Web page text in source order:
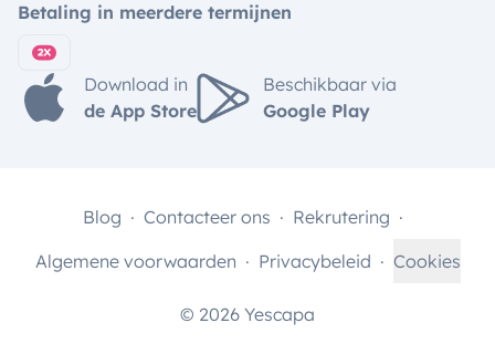
Betaling in meerdere termijnen
Download in
de App Store
Beschikbaar via
Google Play
© 2026 Yescapa
Blog Contacteer ons
Rekrutering
Algemene voorwaarden
Privacybeleid Cookies